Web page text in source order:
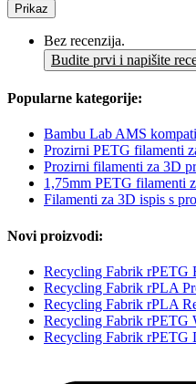
Prikaz
Bez recenzija.
Budite prvi i napišite
Popularne kategorije:
Bambu Lab AMS
Prozirni PETG filamenti
Prozirni filamenti za 3D
1,75mm PETG filamenti
Filamenti za 3D ispis s
Novi proizvodi:
Recycling Fabrik rPETG
Recycling Fabrik rPLA
Recycling Fabrik rPLA
Recycling Fabrik rPETG
Recycling Fabrik rPETG